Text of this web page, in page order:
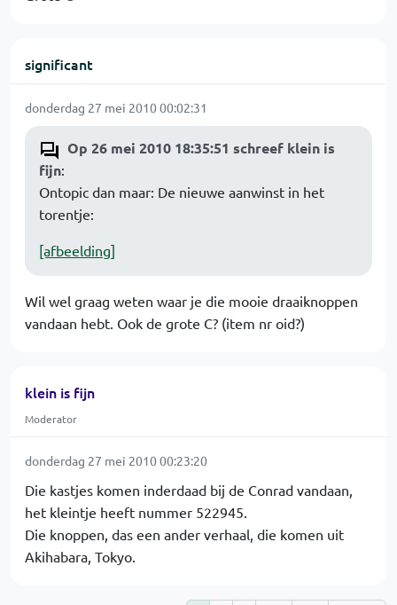
significant
donderdag 27 mei 2010 00:02:31
Op 26 mei 2010 18:35:51 schreef klein is
fijn:
Ontopic dan maar: De nieuwe aanwinst in het
torentje:
[afbeelding]
Wil wel graag weten waar je die mooie draaiknoppen
vandaan hebt. Ook de grote C? (item nr oid?)
klein is fijn
Moderator
donderdag 27 mei 2010 00:23:20
Die kastjes komen inderdaad bij de Conrad vandaan,
het kleintje heeft nummer 522945.
Die knoppen, das een ander verhaal, die komen uit
Akihabara, Tokyo.